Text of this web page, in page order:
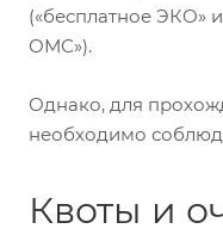
(«бесплатное ЭКО»
ОМС»).
Однако, для
необходимо
Квоты и